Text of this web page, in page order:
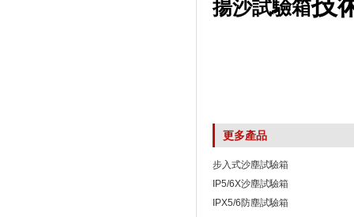
揚沙試驗箱
更多產品
步入式沙塵試驗箱
IP5/6X沙塵試驗箱
IPX5/6防塵試驗箱